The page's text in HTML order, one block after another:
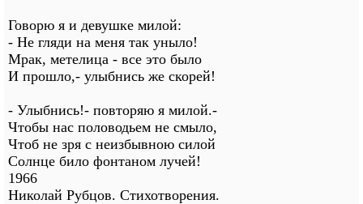
Говорю я и девушке милой:
- Не гляди на меня так уныло!
Мрак, метелица - все это было
И прошло,- улыбнись же скорей!
- Улыбнись!- повторяю я милой.-
Чтобы нас половодьем не смыло,
Чтоб не зря с неизбывною силой
Солнце било фонтаном лучей!
1966
Николай Рубцов. Стихотворения.